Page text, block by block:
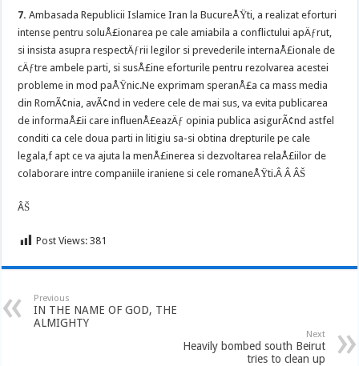
7. Ambasada Republicii Islamice Iran la BucureÅŸti, a realizat eforturi
intense pentru soluÅ£ionarea pe cale amiabila a conflictului apÄƒrut,
si insista asupra respectÄƒrii legilor si prevederile internaÅ£ionale de
cÄƒtre ambele parti, si susÅ£ine eforturile pentru rezolvarea acestei
probleme in mod paÅŸnic.Ne exprimam speranÅ£a ca mass media
din RomÃ¢nia, avÃ¢nd in vedere cele de mai sus, va evita publicarea
de informaÅ£ii care influenÅ£eazÄƒ opinia publica asigurÃ¢nd astfel
conditi ca cele doua parti in litigiu sa-si obtina drepturile pe cale
legala,f apt ce va ajuta la menÅ£inerea si dezvoltarea relaÅ£iilor de
colaborare intre companiile iraniene si cele romaneÅŸti.ÂÂÂŠ
ÂŠ
Post Views: 381
Previous
IN THE NAME OF GOD, THE
ALMIGHTY
Next
Heavily bombed south Beirut
tries to clean up